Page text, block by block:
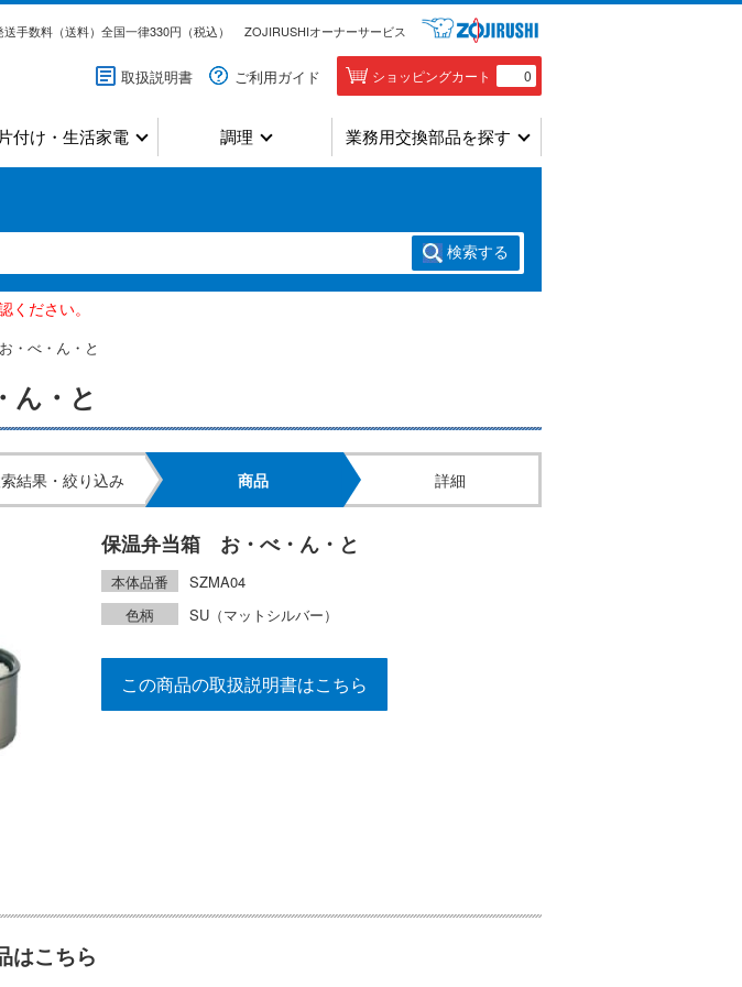
手数料（送料）全国一律330円（税込） ZOJIRUSHIオーナーサービス
取扱説明書 ご利用ガイド ショッピングカート 0
片付け・生活家電 調理 業務用交換部品を探す
検索する
ださい。
・べ・ん・と
・と
結果・絞り込み 商品 詳細
保温弁当箱 お・べ・ん・と
本体品番
SZMA04
色柄
SU（マットシルバー）
この商品の取扱説明書はこちら
はこちら